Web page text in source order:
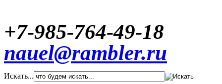
+7-985-764-49-18
nauel@rambler.ru
Искать...